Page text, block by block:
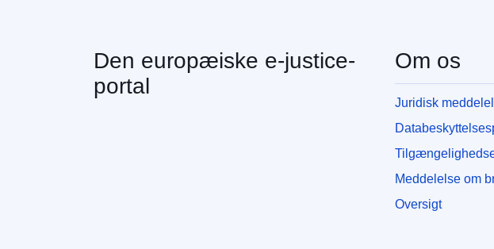
Den europæiske e-justice-
portal
Om os
Juridisk
Meddelelse om
Oversigt